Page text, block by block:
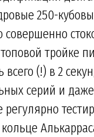
250-
совершенно
тройке
всего (!) в 2
серий и
регулярно